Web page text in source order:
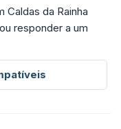
Caldas da Rainha
responder a um